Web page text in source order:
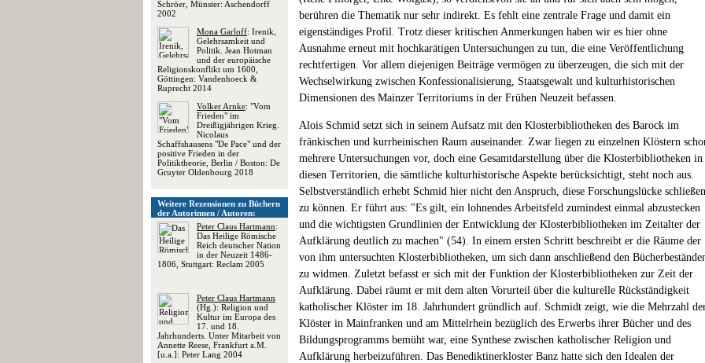
Schröer, Münster: Aschendorff
2002
Mona Garloff: Irenik,
Gelehrsamkeit und
Politik. Jean Hotman
und der europäische
Religionskonflikt um 1600,
Göttingen: Vandenhoeck &
Ruprecht 2014
Volker Arnke: "Vom
Frieden" im
Dreißigjährigen Krieg.
Nicolaus
Schaffshausens "De Pace" und der
positive Frieden in der
Politiktheorie, Berlin / Boston: De
Gruyter Oldenbourg 2018
Weitere Rezensionen zu Büchern
der Autorinnen / Autoren:
Peter Claus Hartmann:
Das Heilige Römische
Reich deutscher Nation
in der Neuzeit 1486-
1806, Stuttgart: Reclam 2005
Peter Claus Hartmann
(Hg.): Religion und
Kultur im Europa des
17. und 18.
Jahrhunderts. Unter Mitarbeit von
Annette Reese, Frankfurt a.M.
[u.a.]: Peter Lang 2004
berühren die Thematik nur sehr indirekt. Es fehlt eine zentrale Frage und damit ein
eigenständiges Profil. Trotz dieser kritischen Anmerkungen haben wir es hier ohne
Ausnahme erneut mit hochkarätigen Untersuchungen zu tun, die eine Veröffentlichung
rechtfertigen. Vor allem diejenigen Beiträge vermögen zu überzeugen, die sich mit der
Wechselwirkung zwischen Konfessionalisierung, Staatsgewalt und kulturhistorischen
Dimensionen des Mainzer Territoriums in der Frühen Neuzeit befassen.
Alois Schmid setzt sich in seinem Aufsatz mit den Klosterbibliotheken des Barock im
fränkischen und kurrheinischen Raum auseinander. Zwar liegen zu einzelnen Klöstern
mehrere Untersuchungen vor, doch eine Gesamtdarstellung über die Klosterbibliotheken in
diesen Territorien, die sämtliche kulturhistorische Aspekte berücksichtigt, steht noch aus.
Selbstverständlich erhebt Schmid hier nicht den Anspruch, diese Forschungslücke schließen
zu können. Er führt aus: "Es gilt, ein lohnendes Arbeitsfeld zumindest einmal abzustecken
und die wichtigsten Grundlinien der Entwicklung der Klosterbibliotheken im Zeitalter der
Aufklärung deutlich zu machen" (54). In einem ersten Schritt beschreibt er die Räume der
von ihm untersuchten Klosterbibliotheken, um sich dann anschließend den
zu widmen. Zuletzt befasst er sich mit der Funktion der Klosterbibliotheken zur Zeit der
Aufklärung. Dabei räumt er mit dem alten Vorurteil über die kulturelle Rückständigkeit
katholischer Klöster im 18. Jahrhundert gründlich auf. Schmidt zeigt, wie die Mehrzahl
Klöster in Mainfranken und am Mittelrhein bezüglich des Erwerbs ihrer Bücher und des
Bildungsprogramms bemüht war, eine Synthese zwischen katholischer Religion und
Aufklärung herbeizuführen. Das Benediktinerkloster Banz hatte sich den Idealen der